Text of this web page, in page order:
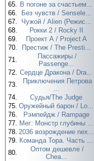
65. В погоне за счастьем...
66.
Без чувств / Sensele...
67.
Чужой / Alien (Режис...
68.
Рокки 2 / Rocky II
69.
Проект А / Project A
70.
Престиж / The Presti...
71.
Пассажиры /
Passenge...
72. Сердце Дракона / Dra...
73.
Приключения Петрова
...
74.
Судья/The Judge
75. Оружейный барон / Lo...
76.
Рэмпейдж / Rampage
77. Мег: Монстр глубины ...
78. 2036 возрождение nex...
79. Команда Тора. Часть ...
80.
Оптом дешевле /
Chea...